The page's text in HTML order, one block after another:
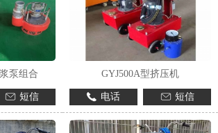
泵组合
短信
GYJ500A型挤压机
电话 短信